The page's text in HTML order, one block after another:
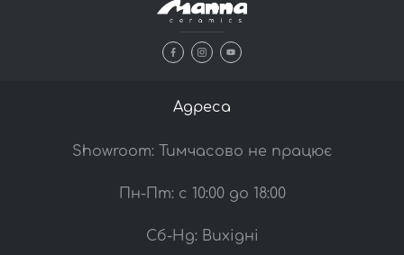
Адреса
Showroom: Тимчасово не працює
Пн-Пт: с 10:00 до 18:00
Сб-Нд: Вихідні